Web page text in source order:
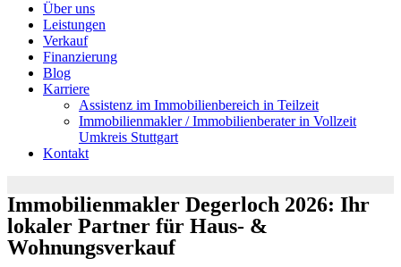
Über uns
Leistungen
Verkauf
Finanzierung
Blog
Karriere
Assistenz im Immobilienbereich in Teilzeit
Immobilienmakler / Immobilienberater in Vollzeit
Umkreis Stuttgart
Kontakt
Immobilienmakler Degerloch 2026: Ihr
lokaler Partner für Haus- &
Wohnungsverkauf